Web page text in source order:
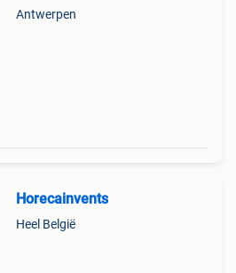
Antwerpen
Horecainvents
Heel België